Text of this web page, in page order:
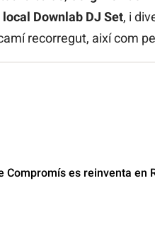
Downlab DJ Set, i
recorregut, així com
Compromís es reinventa en